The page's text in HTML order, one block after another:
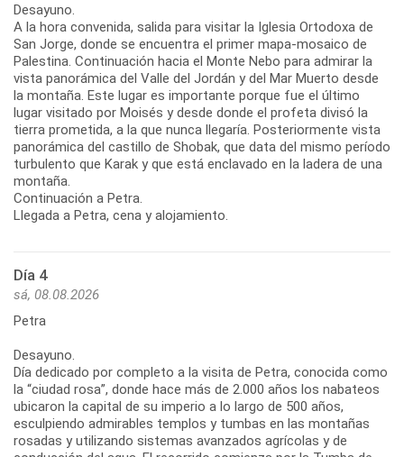
Desayuno.
A la hora convenida, salida para visitar la Iglesia Ortodoxa de
San Jorge, donde se encuentra el primer mapa-mosaico de
Palestina. Continuación hacia el Monte Nebo para admirar la
vista panorámica del Valle del Jordán y del Mar Muerto desde
la montaña. Este lugar es importante porque fue el último
lugar visitado por Moisés y desde donde el profeta divisó la
tierra prometida, a la que nunca llegaría. Posteriormente vista
panorámica del castillo de Shobak, que data del mismo período
turbulento que Karak y que está enclavado en la ladera de una
montaña.
Continuación a Petra.
Llegada a Petra, cena y alojamiento.
Día 4
sá, 08.08.2026
Petra
Desayuno.
Día dedicado por completo a la visita de Petra, conocida como
la “ciudad rosa”, donde hace más de 2.000 años los nabateos
ubicaron la capital de su imperio a lo largo de 500 años,
esculpiendo admirables templos y tumbas en las montañas
rosadas y utilizando sistemas avanzados agrícolas y de